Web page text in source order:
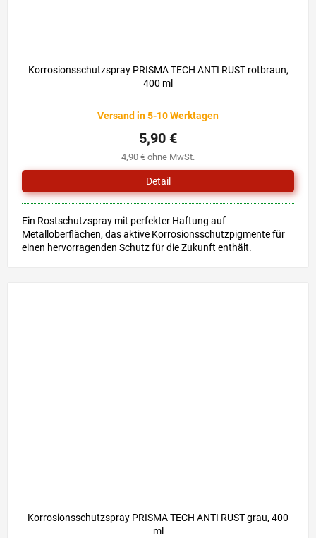
Korrosionsschutzspray PRISMA TECH ANTI RUST rotbraun,
400 ml
Versand in 5-10 Werktagen
4,90 € ohne MwSt.
5,90 €
Detail
Ein Rostschutzspray mit perfekter Haftung auf
Metalloberflächen, das aktive Korrosionsschutzpigmente für
einen hervorragenden Schutz für die Zukunft enthält.
Korrosionsschutzspray PRISMA TECH ANTI RUST grau, 400
ml